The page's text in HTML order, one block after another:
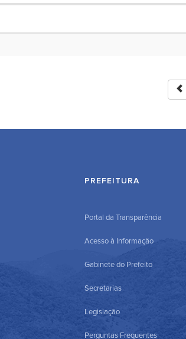
PREFEITURA
Portal da Transparência
Acesso à Informação
Gabinete do Prefeito
Secretarias
Legislação
Perguntas Frequentes